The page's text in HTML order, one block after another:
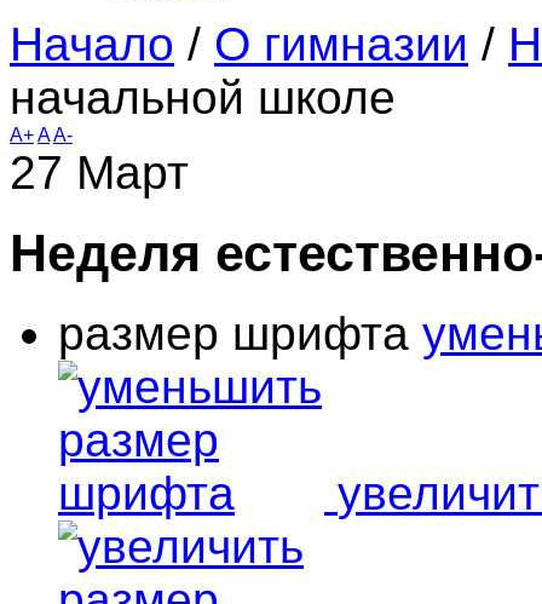
Начало / О гимназии /
начальной школе
A+AA-
27 Март
Неделя
размер шрифта